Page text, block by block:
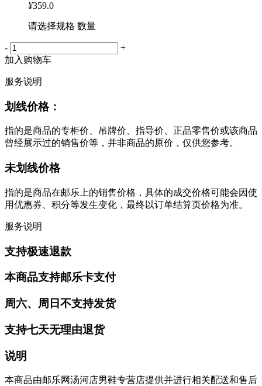
¥359.0
请选择规格 数量
-
+
加入购物车
服务说明
划线价格：
指的是商品的专柜价、吊牌价、指导价、正品零售价或该商品
曾经展示过的销售价等，并非商品的原价，仅供您参考。
未划线价格
指的是商品在邮乐上的销售价格，具体的成交价格可能会因使
用优惠券、积分等发生变化，最终以订单结算页价格为准。
服务说明
支持极速退款
本商品支持邮乐卡支付
周六、周日不支持发货
支持七天无理由退货
说明
本商品由邮乐网汤河店男鞋专营店提供并进行相关配送和售后